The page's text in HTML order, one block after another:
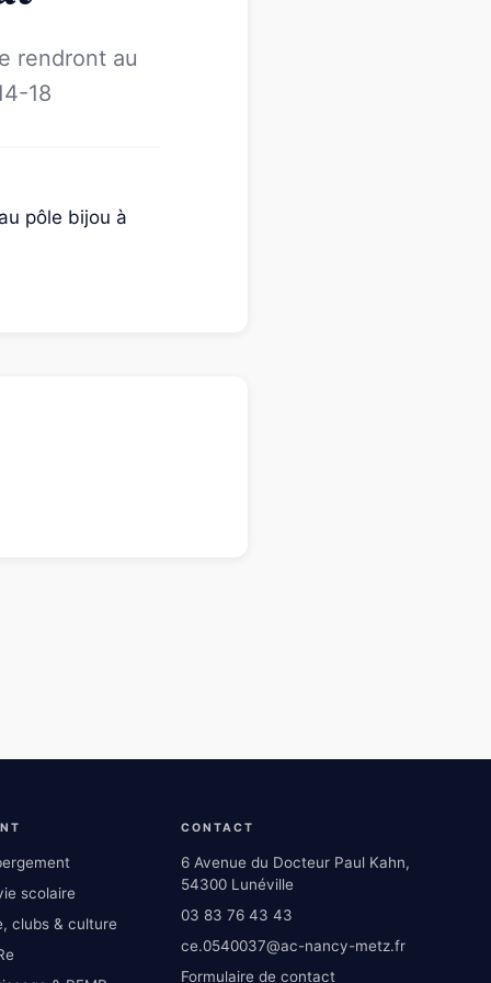
rendront au
18
pôle bijou à
scolaire
clubs & culture
CONTACT
6 Avenue du Docteur Paul Kahn,
54300 Lunéville
03 83 76 43 43
ce.0540037@ac-nancy-metz.fr
Formulaire de contact